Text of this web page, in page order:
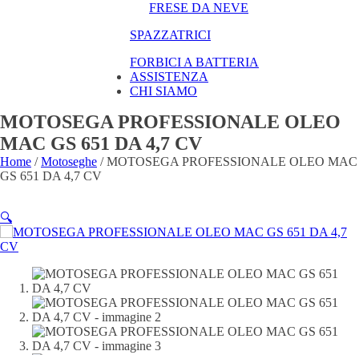
FRESE DA NEVE
SPAZZATRICI
FORBICI A BATTERIA
ASSISTENZA
CHI SIAMO
MOTOSEGA PROFESSIONALE OLEO
MAC GS 651 DA 4,7 CV
Home /Motoseghe / MOTOSEGA PROFESSIONALE OLEO MAC
GS 651 DA 4,7 CV
🔍